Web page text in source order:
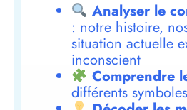
Analyser le
: notre histoire,
situation actuelle
inconscient
Comprendre
différents